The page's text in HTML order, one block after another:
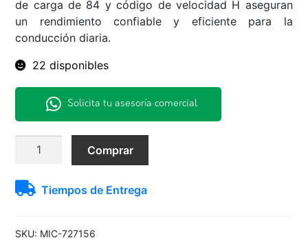
de carga de 84 y código de velocidad H aseguran
un rendimiento confiable y eficiente para la
conducción diaria.
22 disponibles
Solicita tu asesoría comercial
175/65R15
XM2+
Comprar
Tiempos de Entrega
SKU: MIC-727156